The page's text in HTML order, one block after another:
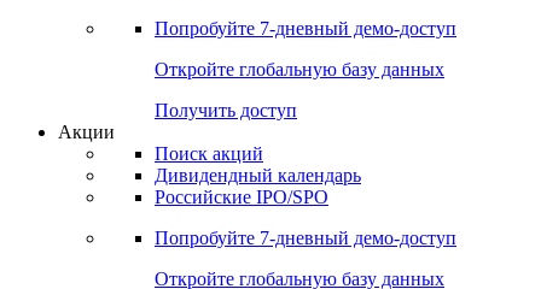
Попробуйте 7-дневный демо-доступ
Откройте глобальную базу данных
Получить доступ
Акции
Поиск акций
Дивидендный календарь
Российские IPO/SPO
Попробуйте 7-дневный демо-доступ
Откройте глобальную базу данных